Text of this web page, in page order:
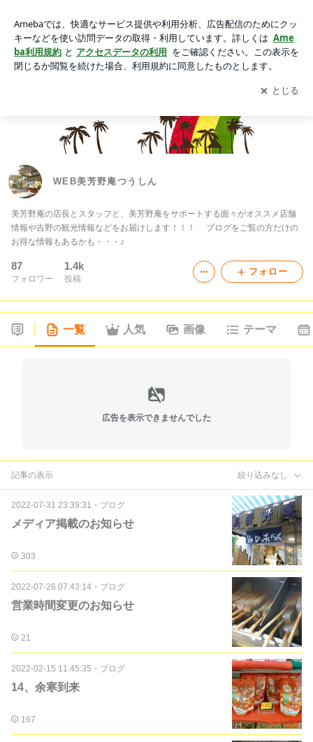
アプリをダウンロードして ブログの更新通知
を受け取りまし
ょう。
開く
WEB美芳野庵つうしん
美芳野庵の店長とスタッフと、美芳野庵をサポートする面々がオススメ店舗
情報や吉野の観光情報などをお届けします！！！ ブログをご覧の方だけの
お得な情報もあるかも・・・♪
87
フォロワー
1.4k
投稿
フォロー
一覧 人気 画像 テーマ
広告を表示できませんでした
記事の表示 絞り込みなし
2022-07-31 23:39:31 ・ ブログ
メディア掲載のお知らせ
303
2022-07-26 07:43:14 ・ ブログ
営業時間変更のお知らせ
21
2022-02-15 11:45:35 ・ ブログ
14、余寒到来
167